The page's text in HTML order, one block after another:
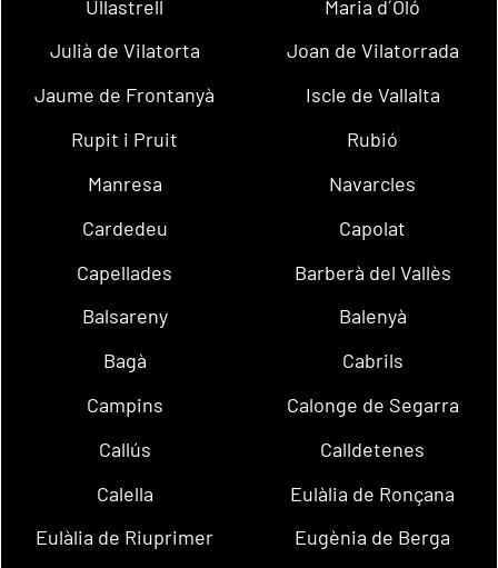
Ullastrell
Maria d´Oló
Julià de Vilatorta
Joan de Vilatorrada
Jaume de Frontanyà
Iscle de Vallalta
Rupit i Pruit
Rubió
Manresa
Navarcles
Cardedeu
Capolat
Capellades
Barberà del Vallès
Balsareny
Balenyà
Bagà
Cabrils
Campins
Calonge de Segarra
Callús
Calldetenes
Calella
Eulàlia de Ronçana
Eulàlia de Riuprimer
Eugènia de Berga